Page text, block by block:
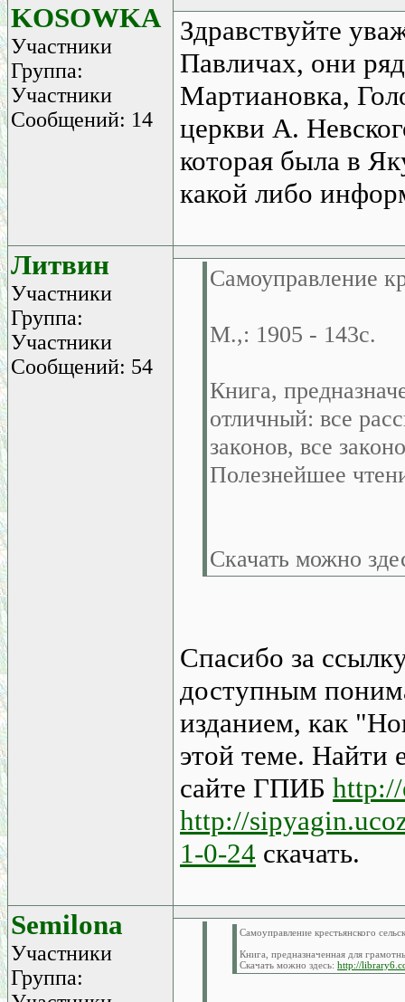
KOSOWKA
Участники
Группа:
Участники
Сообщений: 14
Здравствуйте
Павличах, они
Мартиановка,
церкви А.
которая была в
какой либо
Литвин
Участники
Группа:
Участники
Сообщений: 54
Самоуправление
М.,: 1905 - 143с.
Книга,
отличный: все
законов, все
Полезнейшее
Скачать можно
Спасибо за
доступным
изданием, как
этой теме. Найти
сайте ГПИБ
http://
1-0-24 скачать.
Semilona
Участники
Группа:
Самоуправление крестьянского
Книга, предназначенная для
Скачать можно здесь: http://